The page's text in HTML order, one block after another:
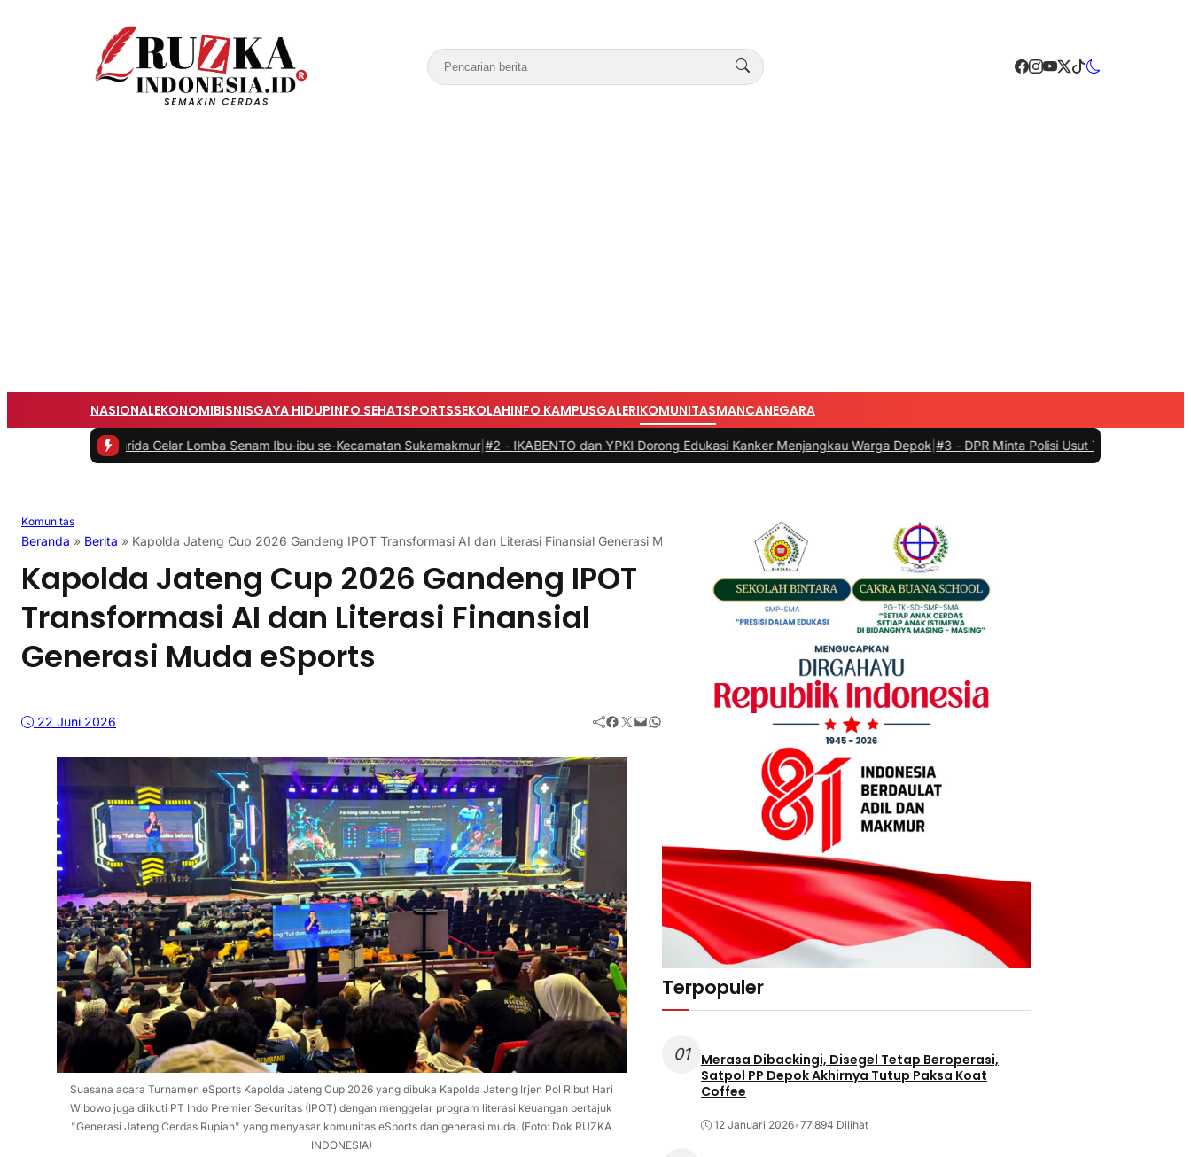
NASIONALEKONOMIBISNISGAYA HIDUPINFO SEHATSPORTSSEKOLAHINFO KAMPUSGALERIKOMUNITASMANCANEGARA
Farida Gelar Lomba Senam Ibu-ibu se-Kecamatan Sukamakmur |#2 -IKABENTO dan YPKI Dorong Edukasi Kanker Menjangkau Warga Depok|#3 -DPR Minta Polisi Usut Tuntas Kasus Temuan
Komunitas
Beranda » Berita » Kapolda Jateng Cup 2026 Gandeng IPOT Transformasi AI dan Literasi Finansial Generasi Muda eSports
Kapolda Jateng Cup 2026 Gandeng IPOT
Transformasi AI dan Literasi Finansial
Generasi Muda eSports
22 Juni 2026 Facebook Twitter Mail WhatsApp
Suasana acara Turnamen eSports Kapolda Jateng Cup 2026 yang dibuka Kapolda Jateng Irjen Pol Ribut Hari
Wibowo juga diikuti PT Indo Premier Sekuritas (IPOT) dengan menggelar program literasi keuangan bertajuk
"Generasi Jateng Cerdas Rupiah" yang menyasar komunitas eSports dan generasi muda. (Foto: Dok RUZKA
INDONESIA)
Terpopuler
01
Merasa Dibackingi, Disegel Tetap Beroperasi,
Satpol PP Depok Akhirnya Tutup Paksa Koat
Coffee
12 Januari 2026•77.894 Dilihat